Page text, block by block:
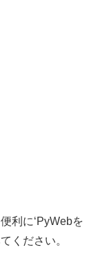
利に‘PyWebを
ください。